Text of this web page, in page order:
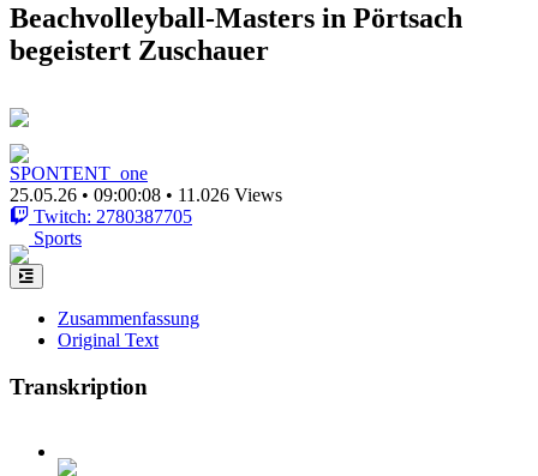
Beachvolleyball-Masters in Pörtsach
begeistert Zuschauer
SPONTENT_one
25.05.26 • 09:00:08 • 11.026 Views
Twitch: 2780387705
Sports
Zusammenfassung
Original Text
Transkription